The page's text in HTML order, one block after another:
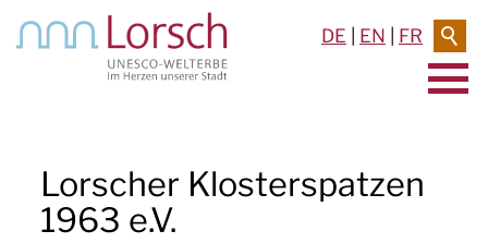
DE EN FR
RATHAUS & SERVICE
Lorscher Klosterspatzen
1963 e.V.